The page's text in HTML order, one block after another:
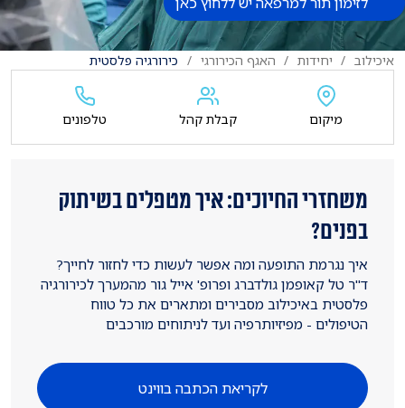
איכילוב יחידות האגף הכירורגי כירורגיה פלסטית
משחזרי החיוכים: איך מטפלים בשיתוק
בפנים?
איך נגרמת התופעה ומה אפשר לעשות כדי לחזור לחייך?
ד"ר טל קאופמן גולדברג ופרופ' אייל גור מהמערך לכירורגיה
פלסטית באיכילוב מסבירים ומתארים את כל טווח
הטיפולים - מפיזיותרפיה ועד לניתוחים מורכבים
לקריאת הכתבה בווינט
מיקום קבלת קהל טלפונים